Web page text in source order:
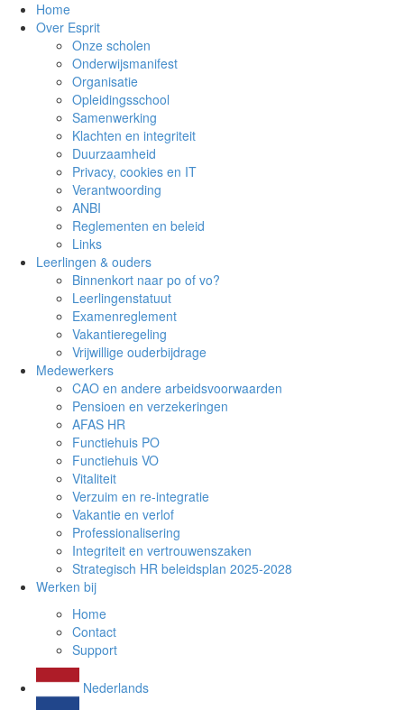
Home
Over Esprit
Onze scholen
Onderwijsmanifest
Organisatie
Opleidingsschool
Samenwerking
Klachten en integriteit
Duurzaamheid
Privacy, cookies en IT
Verantwoording
ANBI
Reglementen en beleid
Links
Leerlingen & ouders
Binnenkort naar po of vo?
Leerlingenstatuut
Examenreglement
Vakantieregeling
Vrijwillige ouderbijdrage
Medewerkers
CAO en andere arbeidsvoorwaarden
Pensioen en verzekeringen
AFAS HR
Functiehuis PO
Functiehuis VO
Vitaliteit
Verzuim en re-integratie
Vakantie en verlof
Professionalisering
Integriteit en vertrouwenszaken
Strategisch HR beleidsplan 2025-2028
Werken bij
Home
Contact
Support
Nederlands